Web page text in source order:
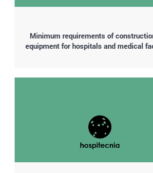
Minimum requirements of
equipment for hospitals and medical